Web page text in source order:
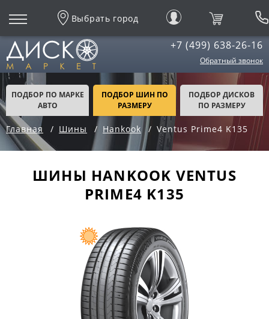
Выбрать город
+7 (499) 638-26-16
Обратный звонок
ПОДБОР ПО МАРКЕ
АВТО
ПОДБОР ШИН ПО
РАЗМЕРУ
ПОДБОР ДИСКОВ
ПО РАЗМЕРУ
Главная Шины Hankook Ventus Prime4 K135
ШИНЫ HANKOOK VENTUS
PRIME4 K135